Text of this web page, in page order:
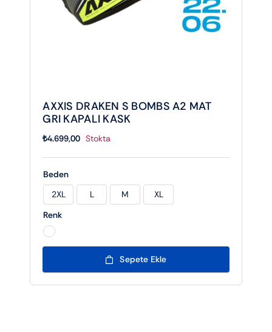
AXXIS DRAKEN S BOMBS A2 MAT
GRI KAPALI KASK
₺4.699,00 Stokta
Beden
2XL L M
XL
Renk
Sepete Ekle